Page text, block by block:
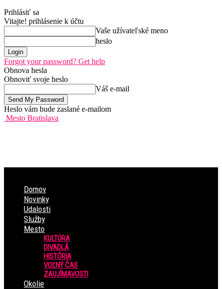
Prihlásiť sa
Vitajte! prihlásenie k účtu
Vaše užívateľské meno
heslo
Forgot your password? Get help
Obnova hesla
Obnoviť svoje heslo
Váš e-mail
Heslo vám bude zaslané e-mailom
Mesto Bratislava
Domov
Novinky
Udalosti
Služby
Mesto
KULTÚRA
DIVADLÁ
HISTÓRIA
VOĽNÝ ČAS
ZAUJÍMAVOSTI
Okolie